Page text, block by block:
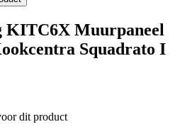
KITC6X Muurpaneel
Squadrato I
dit product